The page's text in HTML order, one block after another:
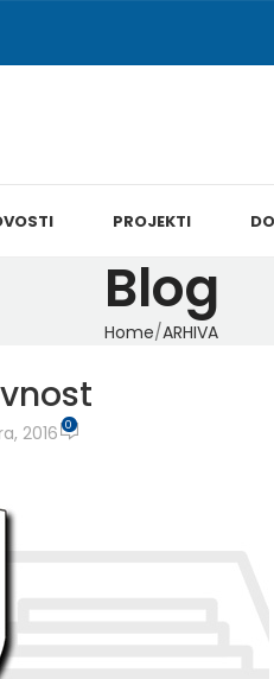
PROJEKTI
Blog
Home ARHIVA
2016 0